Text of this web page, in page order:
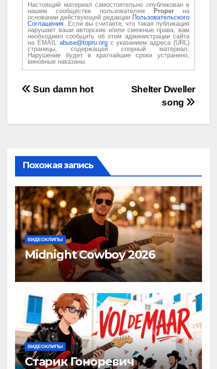
Настоящий материал самостоятельно опубликован в
нашем сообществе пользователем
Proper на
основании действующей редакции Пользовательского
Соглашения . Если вы считаете, что такая публикация
нарушает ваши авторские и/или смежные права, вам
необходимо сообщить об этом администрации сайта
на EMAIL abuse@topru.orgс указанием адреса (URL)
страницы, содержащей спорный материал.
Нарушение будет в кратчайшие сроки устранено,
виновные наказаны.
Навигация
Shelter Dweller
song
Sun damn hot
Похожая запись
ВИДЕОКЛИПЫ
Midnight Cowboy 2026
ВИДЕОКЛИПЫ
Старик Гоноревич